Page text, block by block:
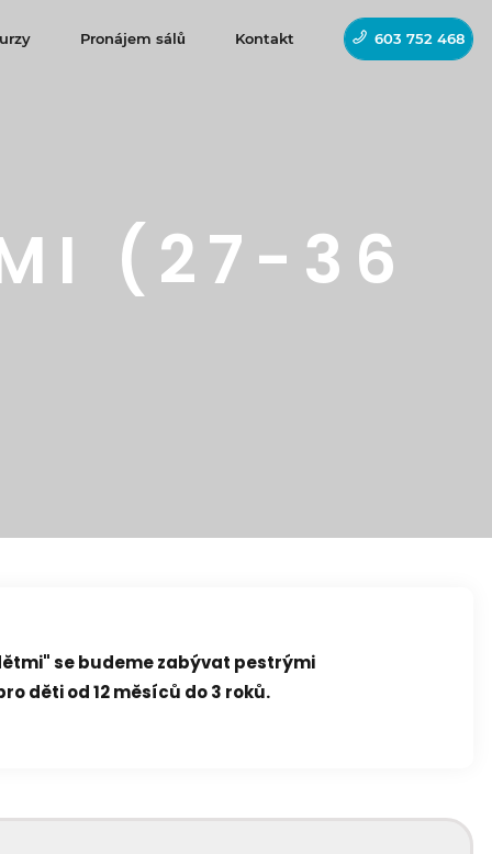
Pronájem sálů Kontakt 603 752 468
(27-36
se budeme zabývat pestrými
děti od 12 měsíců do 3 roků.